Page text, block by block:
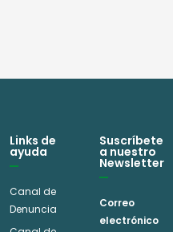
Links de
ayuda
Canal de
Denuncia
Suscríbete
a nuestro
Newsletter
Correo
electrónico